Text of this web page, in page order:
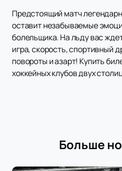
Предстоящий матч
оставит незабываемые
болельщика. На льду вас
игра, скорость, спортивный
повороты и азарт! Купить
хоккейных клубов двух
Больше